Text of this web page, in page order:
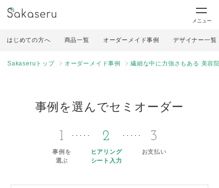
メニュー
はじめての方へ 商品一覧 オーダーメイド事例 デザイナー一覧
Sakaseruトップ オーダーメイド事例 繊細な中に力強さもある 美容
事例を選んでセミオーダー
1
事例を
選ぶ
2
ヒアリング
シート入力
3
お支払い